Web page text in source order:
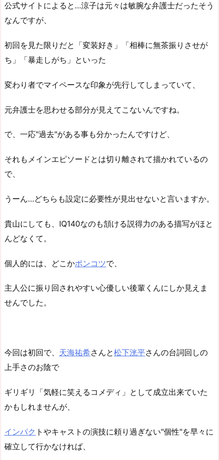
公式サイトによると…涼子は元々は敏腕な弁護士だったそう
なんですが、
初回を見た限りだと「変装好き」「相棒に無茶振りさせが
ち」「暴走しがち」といった
変わり者でマイペースな印象が先行してしまっていて、
元弁護士を思わせる部分が見えてこないんですね。
で、一応"過去"がある事も分かったんですけど、
それもメインエピソードとは切り離されて描かれているの
で、
うーん…どちらも設定に必要性が見出せないと言いますか。
貴山にしても、IQ140なのも頷ける説得力のある描写がほと
んどなくて。
個人的には、どこかポンコツで、
主人公に振り回されやすい心優しい後輩くんにしか見えま
せんでした。
今回は初回で、 天海祐希さんと松下洸平さんの台詞回しの
上手さのお陰で
ギリギリ「気軽に笑えるコメディ」として成立出来ていた
かもしれませんが、
インパク トやキャストの演技に頼り過ぎない"個性"を早々に
確立して行かなければ、